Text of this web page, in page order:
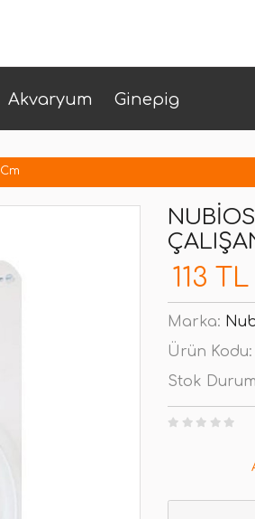
Akvaryum Ginepig
113 TL
Marka:
Ürün Kodu:
Stok